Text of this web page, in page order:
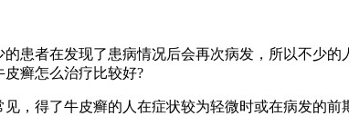
者在发现了患病情况后会再次病发，所以不少的
癣怎么治疗比较好?
得了牛皮癣的人在症状较为轻微时或在病发的前